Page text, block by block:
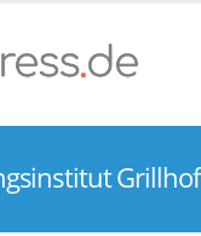
Grillhof